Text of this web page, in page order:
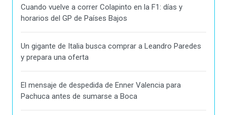
Cuando vuelve a correr Colapinto en la F1: días y
horarios del GP de Países Bajos
Un gigante de Italia busca comprar a Leandro Paredes
y prepara una oferta
El mensaje de despedida de Enner Valencia para
Pachuca antes de sumarse a Boca